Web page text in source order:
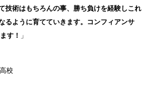
技術はもちろんの事、勝ち負けを経験しこれ
るように育てていきます。コンフィアンサ
す！ 」
校